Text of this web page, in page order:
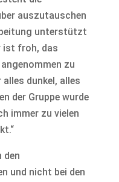
auszutauschen
unterstützt
ist froh, das
zu
alles dunkel, alles
der Gruppe wurde
immer zu vielen
den
und nicht bei den